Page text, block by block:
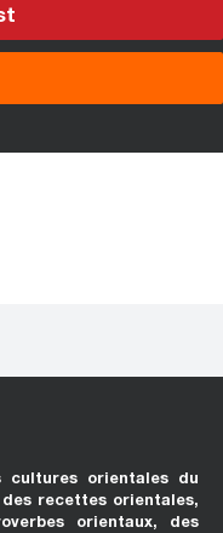
cultures orientales du
des recettes orientales,
orientaux, des